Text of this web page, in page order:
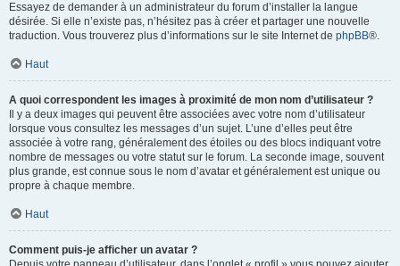
Essayez de demander à un administrateur du forum d’installer la langue
désirée. Si elle n’existe pas, n’hésitez pas à créer et partager une nouvelle
traduction. Vous trouverez plus d’informations sur le site Internet de phpBB®.
Haut
A quoi correspondent les images à proximité de mon nom d’utilisateur ?
Il y a deux images qui peuvent être associées avec votre nom d’utilisateur
lorsque vous consultez les messages d’un sujet. L’une d’elles peut être
associée à votre rang, généralement des étoiles ou des blocs indiquant votre
nombre de messages ou votre statut sur le forum. La seconde image, souvent
plus grande, est connue sous le nom d’avatar et généralement est unique ou
propre à chaque membre.
Haut
Comment puis-je afficher un avatar ?